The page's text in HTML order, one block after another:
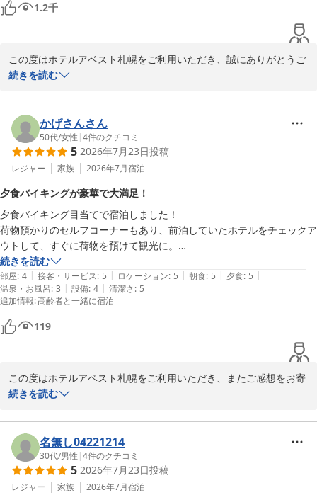
1.2千
この度はホテルアベスト札幌をご利用いただき、誠にありがとうご
ざいます。
お食事につきまして「最高」とのお言葉をいただき、大変嬉しく拝
読いたしました。
たくさんのお料理をお楽しみいただけたようで、調理スタッフにと
っても大きな励みになります。
添えず申し訳ございませんでした。
空調設備につきましては全館管理となっており、ご不便をお掛けし
ましたことをお詫び申し上げます。
また、お子様用のお湯の件につきましても、配慮に欠けるご案内と
なってしまい申し訳ございませんでした。
「総合的にはいいけど少し足りない」と感じさせてしまったことを
真摯に受け止め、より満足度の高いご滞在をご提供できるよう努め
貴重なご意見をお寄せいただき、誠にありがとうございました。
ホテルアベスト札幌　千葉
続きを読む
かげさんさん
50代/女性 |4件のクチコミ
5 2026年7月23日投稿
レジャー 家族 2026年7月宿泊
夕食バイキングが豪華で大満足！
夕食バイキング目当てで宿泊しました！
荷物預かりのセルフコーナーもあり、前泊していたホテルをチェックア
ウトして、すぐに荷物を預けて観光に。
お部屋は、全館空調の吹き出し口に向きを変えるパーツがあり、ちょう
ど良い感じに設定できました。
ユニットバスが狭かったのが残念でした。クローゼットがあったので、
そこをトイレにすれば良くなるんじゃないか？と勝手に想像してまし
た。クローゼットにはハンガーが沢山あったのでありがたかったです。
部屋の鍵が懐かしいガチャガチャした鍵に部屋番号の札がついているタ
イプでした。その部屋番号を見せるだけで、夕食、朝食のレストランに
入れるのは、便利だと思いました。
夕食バイキングは、厚切りのお刺身に、何種類ものカニ。ステーキは焼
きたてを席に持ってきてくれました。90分はあっという間に過ぎてし
建物を工事していたようで、窓を開けたらすぐ足場だったので、景色は
ありませんでした。
ホテル正面口から道路を渡って反対側に、新千歳空港行きのバス停があ
り、帰りは楽ちんでした。交通系ICカードが使えない車種があるとの事
続きを読む
部屋: 4 | 接客・サービス: 5 | ロケーション: 5 | 朝食: 5 | 夕食: 5 |
温泉・お風呂: 3 | 設備: 4 | 清潔さ: 5
追加情報:高齢者と一緒に宿泊
119
この度はホテルアベスト札幌をご利用いただき、またご感想をお寄
せいただき誠にありがとうございます。
夕食バイキングを楽しみにお越しいただき、ご期待にお応えできた
ようで大変嬉しく思います。厚切りのお刺身やカニ、焼きたてのス
テーキなどをご満喫いただき、特別なお食事の時間となりましたこ
とは、スタッフにとって何よりの励みでございます。
続きを読む
名無し04221214
30代/男性 |4件のクチコミ
5 2026年7月23日投稿
レジャー 家族 2026年7月宿泊